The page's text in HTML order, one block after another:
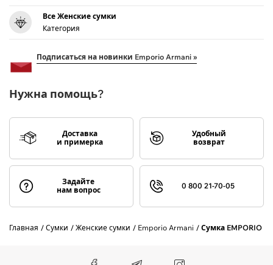
Все Женские сумки
Категория
Подписаться на новинки Emporio Armani »
Нужна помощь?
Доставка
и примерка
Удобный
возврат
Задайте
нам вопрос
0 800 21-70-05
Главная Сумки Женские сумки Emporio Armani Сумка EMPORIO